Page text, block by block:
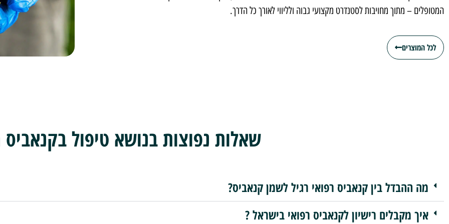
המטופלים – מתוך מחויבות לסטנדרט מקצועי גבוה ולליווי לאורך כל הדרך.
לכל המוצרים
שאלות נפוצות בנושא טיפול בקנאביס
מה ההבדל בין קנאביס רפואי רגיל לשמן קנאביס?
איך מקבלים רישיון לקנאביס רפואי בישראל ?